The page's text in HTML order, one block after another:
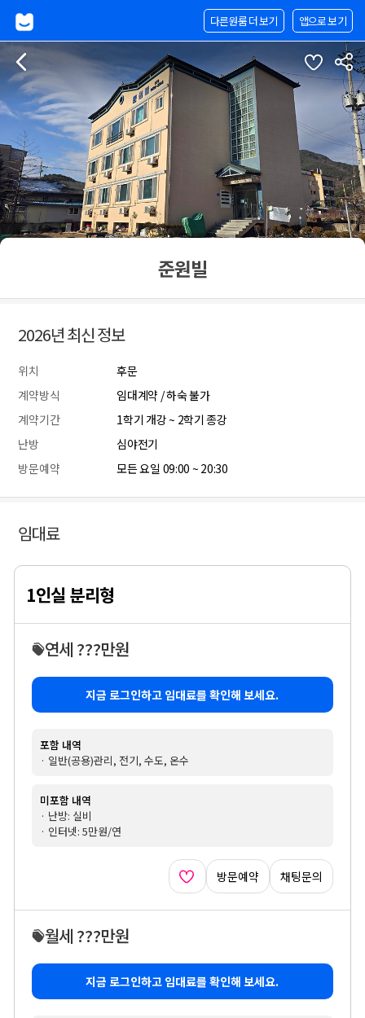
앱으로 보기
다른원룸 더 보기
준원빌
2026년 최신 정보
위치
후문
계약방식
임대계약 / 하숙 불가
계약기간
1학기 개강 ~ 2학기 종강
난방
심야전기
방문예약
모든 요일 09:00 ~ 20:30
임대료
1인실 분리형
연세 ???만원
지금 로그인하고 임대료를 확인해 보세요.
포함 내역
· 일반(공용)관리, 전기, 수도, 온수
미포함 내역
· 난방: 실비
· 인터넷: 5만원/연
방문예약 채팅문의
월세 ???만원
지금 로그인하고 임대료를 확인해 보세요.